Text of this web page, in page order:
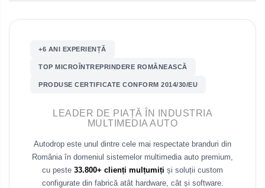
Porsche
Dodge
Rame adaptoare Isuzu
Rame adaptoare Subaru
Rame adaptoare Ssangyong
Rame adaptoare Hummer
+6 ANI EXPERIENȚĂ
TOP MICROÎNTREPRINDERE ROMÂNEASCĂ
PRODUSE CERTIFICATE CONFORM 2014/30/EU
LEADER DE PIAȚĂ ÎN INDUSTRIA
MULTIMEDIA AUTO
Autodrop este unul dintre cele mai respectate branduri din
România în domeniul sistemelor multimedia auto premium,
cu peste 33.800+ clienți mulțumiți și soluții custom
configurate din fabrică atât hardware, cât și software.